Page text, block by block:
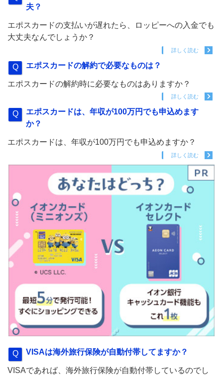
夫？
エポスカードの支払いが遅れたら、ロッピーへの入金でも
大丈夫なんでしょうか？
詳しく読む
エポスカードの解約で必要なものは？
エポスカードの解約時に必要なものはありますか？
詳しく読む
エポスカードは、年収が100万円でも申込めます
か？
エポスカードは、年収が100万円でも申込めますか？
詳しく読む
VISAは海外旅行保険が自動付帯してますか？
VISAであれば、海外旅行保険が自動付帯しているのでし